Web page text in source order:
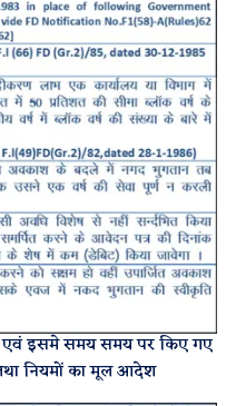
एवं इसमे समय समय पर किए गए
तथा नियमों का मूल आदेश